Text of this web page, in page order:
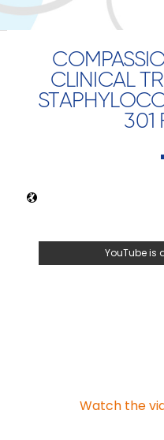
CLINICAL
301
YouTube is
Watch the